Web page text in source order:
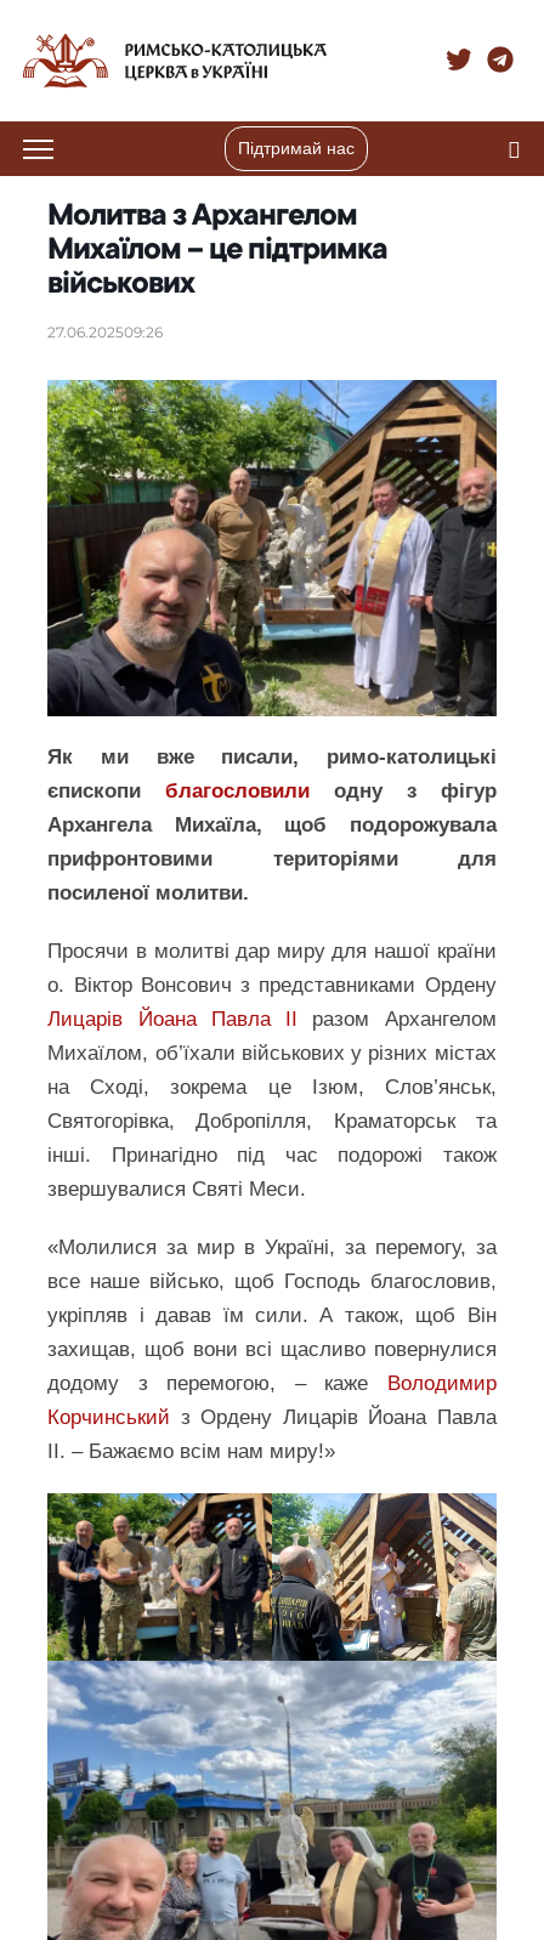
Підтримай нас
Молитва з Архангелом
Михаїлом – це підтримка
військових
27.06.202509:26
Як ми вже писали, римо-католицькі
єпископиблагословили одну з фігур
Архангела Михаїла, щоб подорожувала
прифронтовими територіями для
посиленої молитви.
Просячи в молитві дар миру для нашої країни
о. Віктор Вонсович з представниками Ордену
Лицарів Йоана Павла ІІ разом Архангелом
Михаїлом, об’їхали військових у різних містах
на Сході, зокрема це Ізюм, Слов’янськ,
Святогорівка, Добропілля, Краматорськ та
інші. Принагідно під час подорожі також
звершувалися Святі Меси.
«Молилися за мир в Україні, за перемогу, за
все наше військо, щоб Господь благословив,
укріпляв і давав їм сили. А також, щоб Він
захищав, щоб вони всі щасливо повернулися
додому з перемогою, – каже Володимир
Корчинський з Ордену Лицарів Йоана Павла
ІІ. – Бажаємо всім нам миру!»